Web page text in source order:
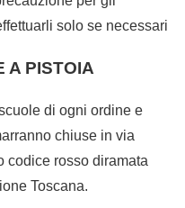
solo se necessari
A PISTOIA
di ogni ordine e
chiuse in via
codice rosso diramata
Toscana.